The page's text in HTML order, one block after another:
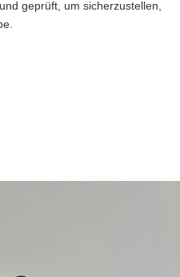
geprüft, um sicherzustellen,